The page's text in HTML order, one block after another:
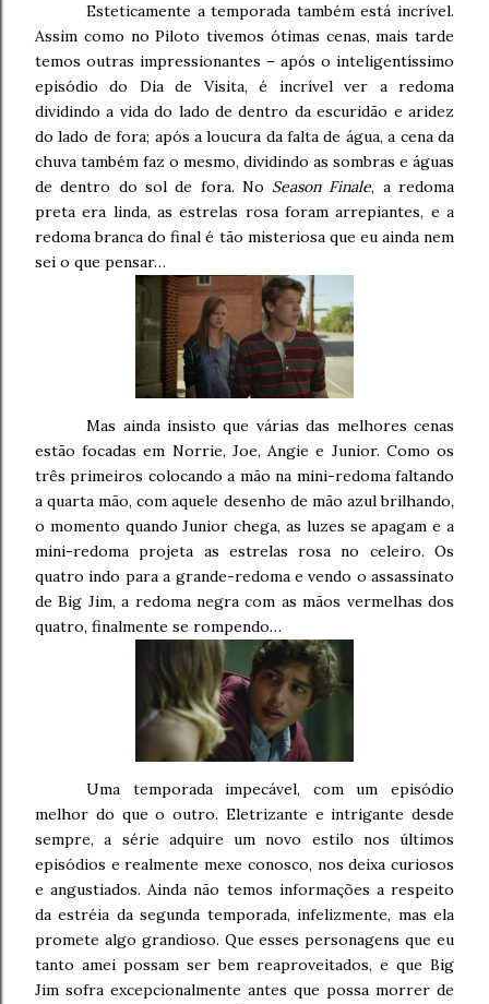
Esteticamente a temporada também está incrível.
Assim como no Piloto tivemos ótimas cenas, mais tarde
temos outras impressionantes – após o inteligentíssimo
episódio do Dia de Visita, é incrível ver a redoma
dividindo a vida do lado de dentro da escuridão e aridez
do lado de fora; após a loucura da falta de água, a cena da
chuva também faz o mesmo, dividindo as sombras e águas
de dentro do sol de fora. No Season Finale, a redoma
preta era linda, as estrelas rosa foram arrepiantes, e a
redoma branca do final é tão misteriosa que eu ainda nem
sei o que pensar…
Mas ainda insisto que várias das melhores cenas
estão focadas em Norrie, Joe, Angie e Junior. Como os
três primeiros colocando a mão na mini-redoma faltando
a quarta mão, com aquele desenho de mão azul brilhando,
o momento quando Junior chega, as luzes se apagam e a
mini-redoma projeta as estrelas rosa no celeiro. Os
quatro indo para a grande-redoma e vendo o assassinato
de Big Jim, a redoma negra com as mãos vermelhas dos
quatro, finalmente se rompendo…
Uma temporada impecável, com um episódio
melhor do que o outro. Eletrizante e intrigante desde
sempre, a série adquire um novo estilo nos últimos
episódios e realmente mexe conosco, nos deixa curiosos
e angustiados. Ainda não temos informações a respeito
da estréia da segunda temporada, infelizmente, mas ela
promete algo grandioso. Que esses personagens que eu
tanto amei possam ser bem reaproveitados, e que Big
Jim sofra excepcionalmente antes que possa morrer de